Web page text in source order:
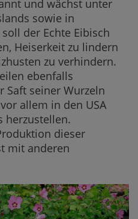
und wächst unter
sowie in
der Echte Eibisch
Heiserkeit zu lindern
zu verhindern.
ebenfalls
Saft seiner Wurzeln
allem in den USA
herzustellen.
dieser
mit anderen